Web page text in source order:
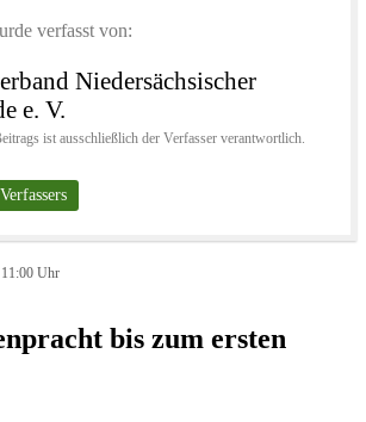
verfasst von:
Niedersächsischer
e. V.
ist ausschließlich der Verfasser verantwortlich.
Uhr
bis zum ersten